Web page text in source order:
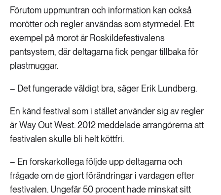
Förutom uppmuntran och information kan också
morötter och regler användas som styrmedel. Ett
exempel på morot är Roskildefestivalens
pantsystem, där deltagarna fick pengar tillbaka för
plastmuggar.
– Det fungerade väldigt bra, säger Erik Lundberg.
En känd festival som i stället använder sig av regler
är Way Out West. 2012 meddelade arrangörerna att
festivalen skulle bli helt köttfri.
– En forskarkollega följde upp deltagarna och
frågade om de gjort förändringar i vardagen efter
festivalen. Ungefär 50 procent hade minskat sitt